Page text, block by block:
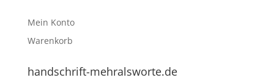
Mein Konto
Warenkorb
handschrift-mehralsworte.de